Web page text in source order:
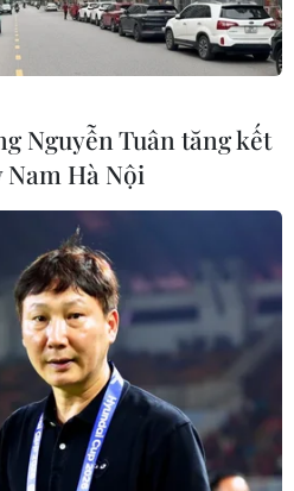
cấp dầu hàng đầu
tháng
năng lượng từ Nga chiếm
Ấn Độ, riêng trong tháng Bảy
khẩu trung bình 1,9 triệu
Nguyễn Tuân tăng kết
Hà Nội